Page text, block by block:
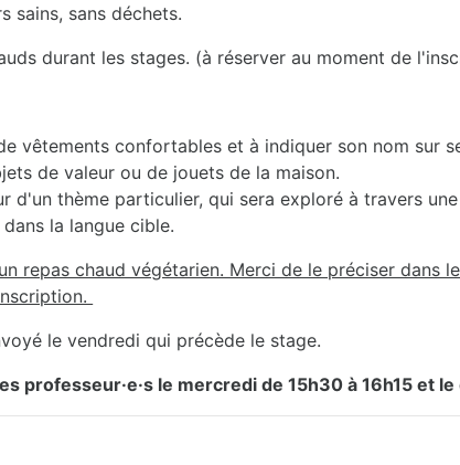
sains, sans déchets.
durant les stages. (à réserver au moment de
vêtements confortables et à indiquer son nom sur
de valeur ou de jouets de la maison.
d'un thème particulier, qui sera exploré à travers
la langue cible.
repas chaud végétarien. Merci de le préciser dans
le vendredi qui précède le stage.
professeur·e·s le mercredi de 15h30 à 16h15 et